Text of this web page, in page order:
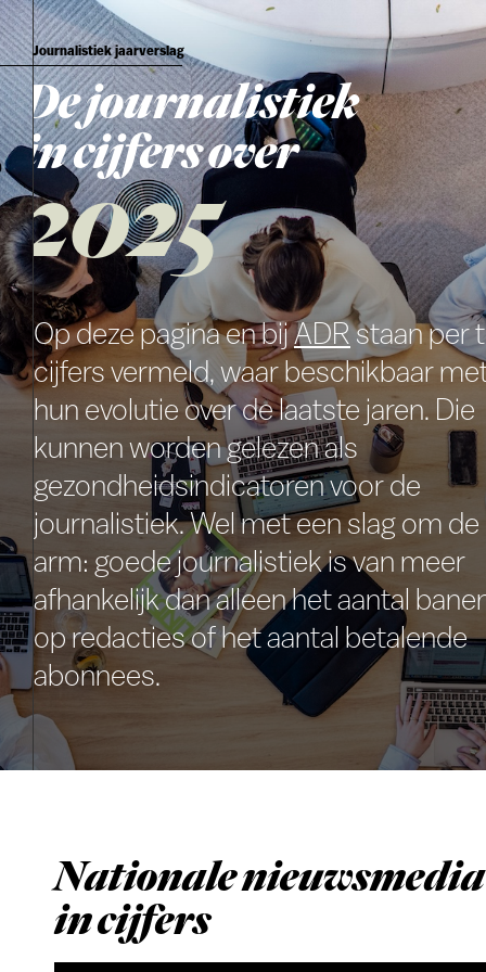
De journalistiek
in cijfers over
2025
Op deze pagina en bijADRstaan per
cijfers vermeld, waar beschikbaar
hun evolutie over de laatste jaren. Die
kunnen worden gelezen als
gezondheidsindicatoren voor de
journalistiek. Wel met een slag om de
arm: goede journalistiek is van meer
afhankelijk dan alleen het aantal
op redacties of het aantal betalende
abonnees.
Journalistiek jaarverslag
Nationale nieuwsmedia
in cijfers